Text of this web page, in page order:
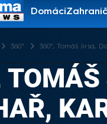
Domácí
Pořady
360° 360°, Tomáš Jirsa,